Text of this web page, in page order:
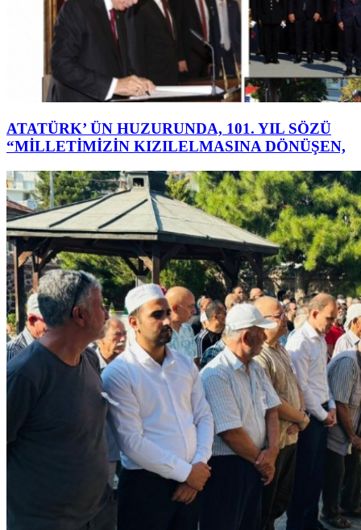
ATATÜRK’ ÜN HUZURUNDA, 101. YIL SÖZÜ
“MİLLETİMİZİN KIZILELMASINA DÖNÜŞEN,